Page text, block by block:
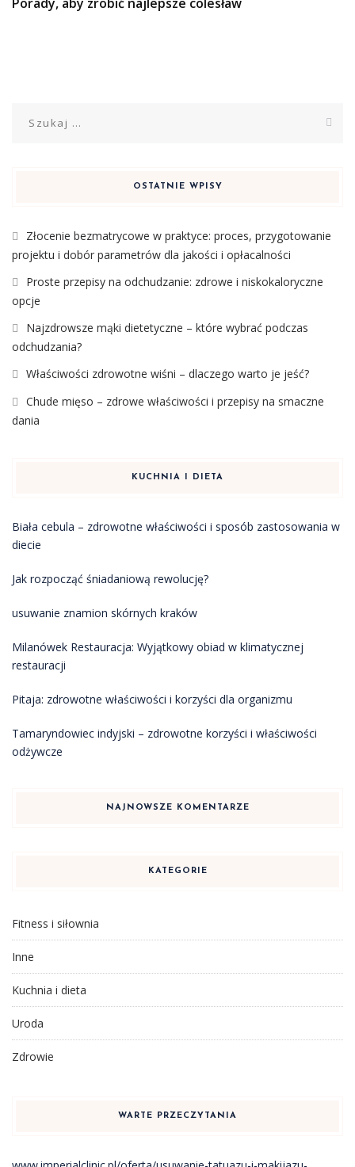
OSTATNIE WPISY
Złocenie bezmatrycowe w praktyce: proces, przygotowanie
projektu i dobór parametrów dla jakości i opłacalności
Proste przepisy na odchudzanie: zdrowe i niskokaloryczne
opcje
Najzdrowsze mąki dietetyczne – które wybrać podczas
odchudzania?
Właściwości zdrowotne wiśni – dlaczego warto je jeść?
Chude mięso – zdrowe właściwości i przepisy na smaczne
dania
KUCHNIA I DIETA
Biała cebula – zdrowotne właściwości i sposób zastosowania w
diecie
Jak rozpocząć śniadaniową rewolucję?
usuwanie znamion skórnych kraków
Milanówek Restauracja: Wyjątkowy obiad w klimatycznej
restauracji
Pitaja: zdrowotne właściwości i korzyści dla organizmu
Tamaryndowiec indyjski – zdrowotne korzyści i właściwości
odżywcze
NAJNOWSZE KOMENTARZE
KATEGORIE
Fitness i siłownia
Inne
Kuchnia i dieta
Uroda
Zdrowie
WARTE PRZECZYTANIA